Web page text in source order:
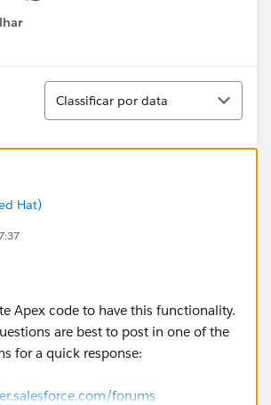
Classificar
Classificar por data
Hat)
Apex code to have this functionality.
are best to post in one of the
for a quick response:
forums